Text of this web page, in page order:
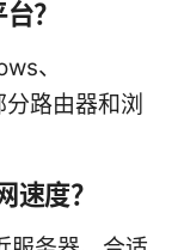
？
、
路由器和浏
速度？